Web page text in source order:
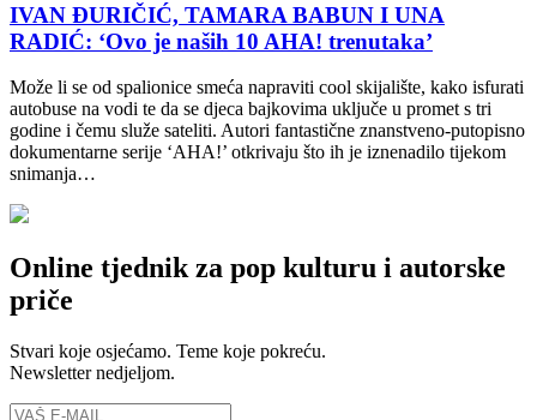
IVAN ĐURIČIĆ, TAMARA BABUN I UNA
RADIĆ: ‘Ovo je naših 10 AHA! trenutaka’
Može li se od spalionice smeća napraviti cool skijalište, kako isfurati
autobuse na vodi te da se djeca bajkovima uključe u promet s tri
godine i čemu služe sateliti. Autori fantastične znanstveno-putopisno
dokumentarne serije ‘AHA!’ otkrivaju što ih je iznenadilo tijekom
snimanja…
Online tjednik za pop kulturu i autorske
priče
Stvari koje osjećamo. Teme koje pokreću.
Newsletter nedjeljom.